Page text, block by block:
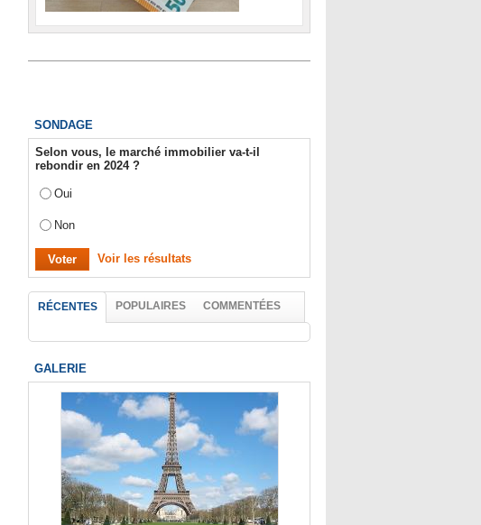
SONDAGE
Selon vous, le marché immobilier va-t-il
rebondir en 2024 ?
Oui
Non
Voir les résultats
RÉCENTES POPULAIRES COMMENTÉES
GALERIE